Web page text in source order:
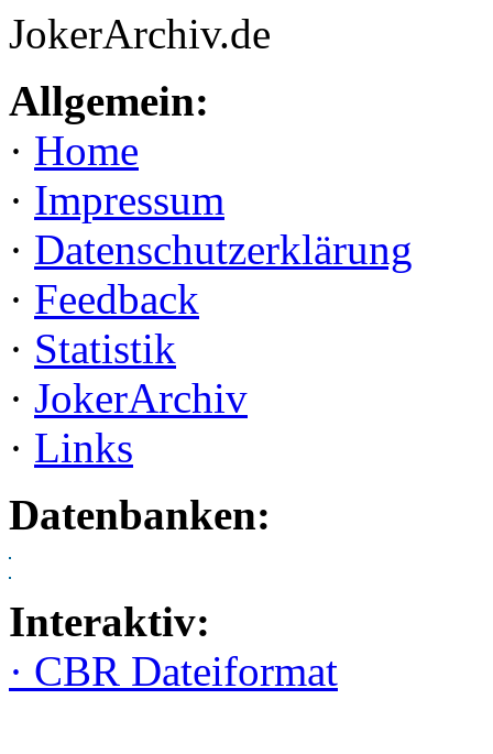
JokerArchiv.de
Allgemein:
· Home
· Impressum
· Datenschutzerklärung
· Feedback
· Statistik
· JokerArchiv
· Links
Datenbanken:
Interaktiv:
· CBR Dateiformat